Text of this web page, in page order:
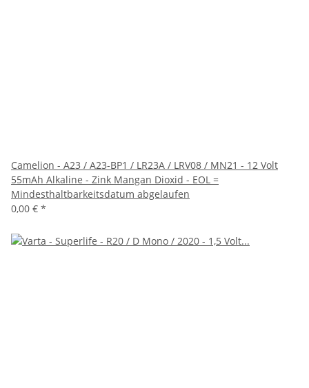
Camelion - A23 / A23-BP1 / LR23A / LRV08 / MN21 - 12 Volt
55mAh Alkaline - Zink Mangan Dioxid - EOL =
Mindesthaltbarkeitsdatum abgelaufen
0,00 € *